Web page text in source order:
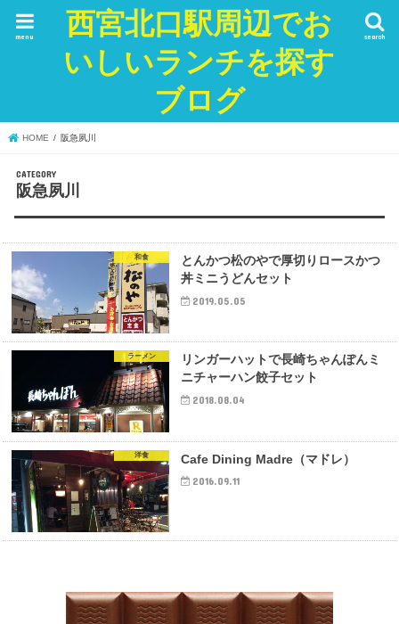
西宮北口駅周辺でお
いしいランチを探す
ブログ
search
menu
HOME 阪急夙川
阪急夙川
和食
とんかつ松のやで厚切りロースかつ
丼ミニうどんセット
2019.05.05
ラーメン
リンガーハットで長崎ちゃんぽんミ
ニチャーハン餃子セット
2018.08.04
洋食 Cafe Dining Madre（マドレ）
2016.09.11